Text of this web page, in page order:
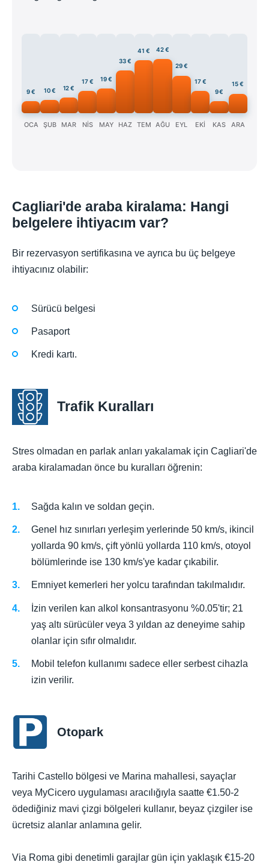
9 €
OCA
10 €
ŞUB
12 €
MAR
17 €
NİS
19 €
MAY
33 €
HAZ
41 €
TEM
42 €
AĞU
29 €
EYL
17 €
EKİ
9 €
KAS
15 €
ARA
Cagliari'de araba kiralama: Hangi
belgelere ihtiyacım var?
Bir rezervasyon sertifikasına ve ayrıca bu üç belgeye
ihtiyacınız olabilir:
Sürücü belgesi
Pasaport
Kredi kartı.
Trafik Kuralları
Stres olmadan en parlak anları yakalamak için Cagliari'de
araba kiralamadan önce bu kuralları öğrenin:
Sağda kalın ve soldan geçin.
Genel hız sınırları yerleşim yerlerinde 50 km/s, ikincil
yollarda 90 km/s, çift yönlü yollarda 110 km/s, otoyol
bölümlerinde ise 130 km/s'ye kadar çıkabilir.
Emniyet kemerleri her yolcu tarafından takılmalıdır.
İzin verilen kan alkol konsantrasyonu %0.05'tir; 21
yaş altı sürücüler veya 3 yıldan az deneyime sahip
olanlar için sıfır olmalıdır.
Mobil telefon kullanımı sadece eller serbest cihazla
izin verilir.
Otopark
Tarihi Castello bölgesi ve Marina mahallesi, sayaçlar
veya MyCicero uygulaması aracılığıyla saatte €1.50-2
ödediğiniz mavi çizgi bölgeleri kullanır, beyaz çizgiler ise
ücretsiz alanlar anlamına gelir.
Via Roma gibi denetimli garajlar gün için yaklaşık €15-20